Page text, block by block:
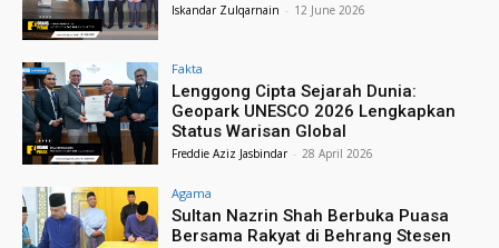
Iskandar Zulqarnain - 12 June 2026
Fakta
Lenggong Cipta Sejarah Dunia:
Geopark UNESCO 2026 Lengkapkan
Status Warisan Global
Freddie Aziz Jasbindar - 28 April 2026
Agama
Sultan Nazrin Shah Berbuka Puasa
Bersama Rakyat di Behrang Stesen